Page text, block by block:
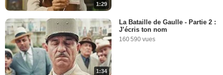
1:29
1:34
La Bataille de Gaulle - Partie 2 :
J’écris ton nom
160 590 vues